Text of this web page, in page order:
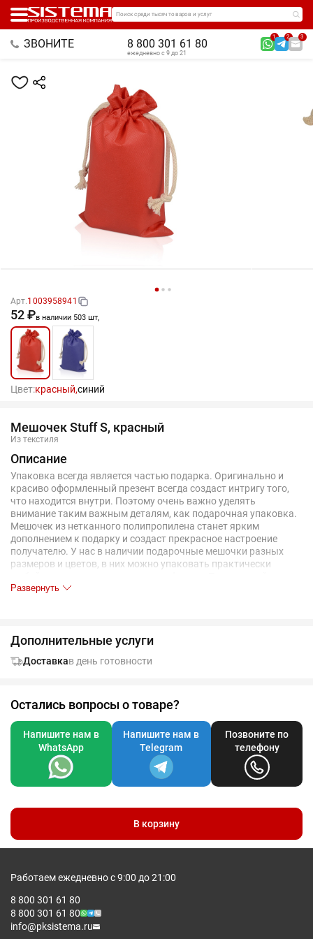
Поиск среди тысяч товаров и услуг
ЗВОНИТЕ 8 800 301 61 80
1 2 3
ежедневно с 9 до 21
Арт.1003958941
52 ₽в наличии 503 шт,
Цвет:красный,синий
Мешочек Stuff S, красный
Из текстиля
Описание
Упаковка всегда является частью подарка. Оригинально и
красиво оформленный презент всегда создаст интригу того,
что находится внутри. Поэтому очень важно уделять
внимание таким важным деталям, как подарочная упаковка.
Мешочек из нетканного полипропилена станет ярким
дополнением к подарку и создаст прекрасное настроение
получателю. У нас в наличии подарочные мешочки разных
размеров и цветов, в них можно упаковать практически
мешочек в отличие от остальной упаковки удобен, практичен,
можно нанести любой логотип или рисунок.
Развернуть
Дополнительные услуги
Доставкав день готовности
Остались вопросы о товаре?
Напишите нам в
WhatsApp
Напишите нам в
Telegram
Позвоните по
телефону
В корзину
Работаем ежедневно с 9:00 до 21:00
8 800 301 61 80
8 800 301 61 80
info@pksistema.ru